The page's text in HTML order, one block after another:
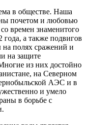
в обществе. Наша
почетом и любовью
времен знаменитого
а также подвигов
полях сражений и
на защите
из них достойно
на Северном
АЭС и в
и умело
в борьбе с